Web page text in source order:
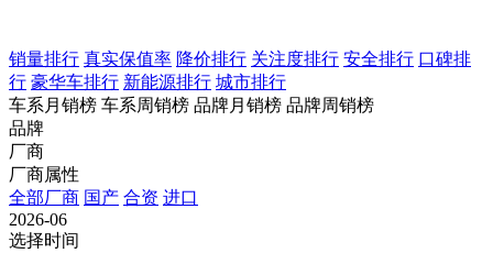
销量排行 真实保值率 降价排行 关注度排行 安全排行 口碑排
行 豪华车排行 新能源排行 城市排行
车系月销榜 车系周销榜 品牌月销榜 品牌周销榜
品牌
厂商
厂商属性
全部厂商 国产 合资 进口
2026-06
选择时间